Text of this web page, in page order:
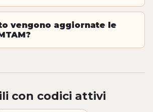
vengono aggiornate le
con codici attivi